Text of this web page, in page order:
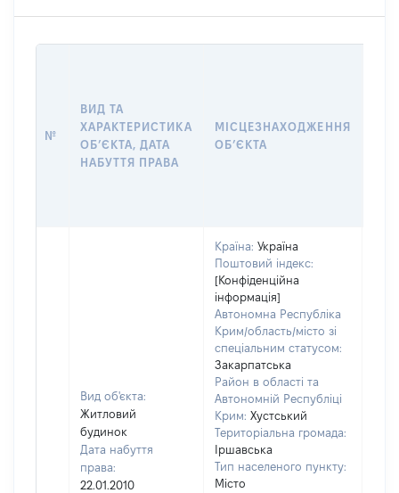
№
ВИД ТА
ХАРАКТЕРИСТИКА
ОБʼЄКТА, ДАТА
НАБУТТЯ ПРАВА
МІСЦЕЗНАХОДЖЕННЯ
ОБʼЄКТА
Вид об'єкта:
Житловий
будинок
Дата набуття
права:
22.01.2010
Країна: Україна
Поштовий індекс:
[Конфіденційна
інформація]
Автономна Республіка
Крим/область/місто зі
спеціальним статусом:
Закарпатська
Район в області та
Автономній Республіці
Крим: Хустський
Територіальна громада:
Іршавська
Тип населеного пункту:
Місто